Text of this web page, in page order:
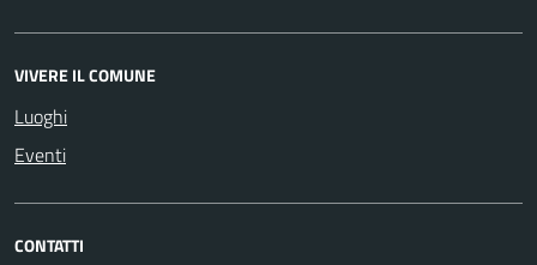
VIVERE IL COMUNE
Luoghi
Eventi
CONTATTI